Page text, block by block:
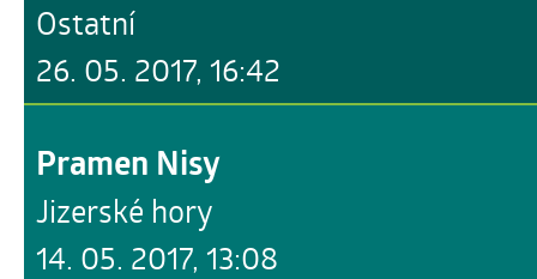
26. 05. 2017, 16:42
Ostatní
14. 05. 2017, 13:08
Pramen Nisy
Jizerské hory